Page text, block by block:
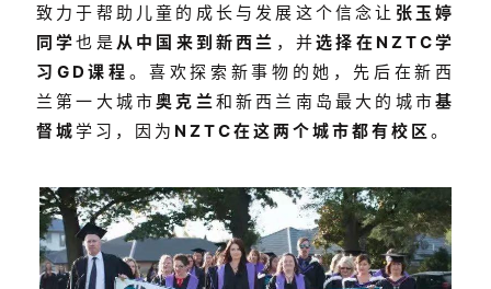
致力于帮助儿童的成长与发展这个信念让 张玉婷
同学也是 从中国来到新西兰 ，并选择在NZTC学
习GD课程 。喜欢探索新事物的她，先后在新西
兰第一大城市奥克兰 和新西兰南岛最大的城市基
督城学习，因为 NZTC在这两个城市都有校区 。